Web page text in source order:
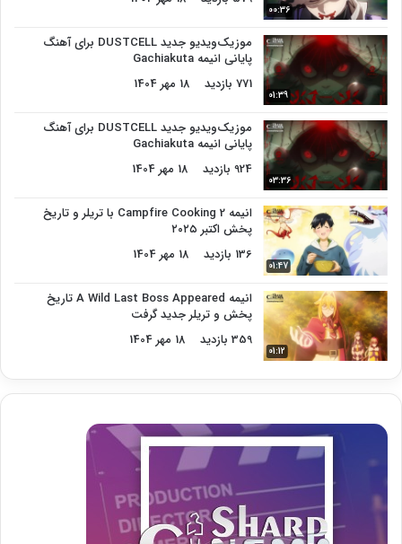
00:36
01:39
موزیک‌ویدیو جدید DUSTCELL برای آهنگ
پایانی انیمه Gachiakuta
771 بازدید
18 مهر 1404
03:36
موزیک‌ویدیو جدید DUSTCELL برای آهنگ
پایانی انیمه Gachiakuta
924 بازدید
18 مهر 1404
01:47
انیمه Campfire Cooking 2 با تریلر و تاریخ
پخش اکتبر ۲۰۲۵
136 بازدید
18 مهر 1404
01:12
انیمه A Wild Last Boss Appeared تاریخ
پخش و تریلر جدید گرفت
359 بازدید
18 مهر 1404